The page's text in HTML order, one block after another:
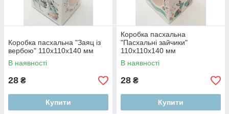
Коробка пасхальна "Заяц із
вербою" 110х110х140 мм
В наявності
28 ₴
Купити
Коробка пасхальна
"Пасхальні зайчики"
110х110х140 мм
В наявності
28 ₴
Купити